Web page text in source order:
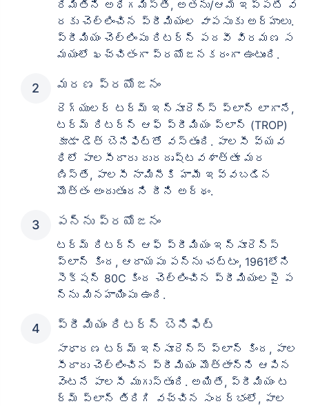
రిమితిని అధిగమిస్తే, అతను/ఆమె ఇప్పటి వ
రకు చెల్లించిన ప్రీమియంల వాపసుకు అర్హులు.
ప్రీమియం చెల్లింపు రిటర్న్ పదవీ విరమణ స
మయంలో ఖచ్చితంగా ప్రయోజనకరంగా ఉంటుంది.
మరణ ప్రయోజనం
రెగ్యులర్ టర్మ్ ఇన్సూరెన్స్ ప్లాన్ లాగానే,
టర్మ్ రిటర్న్ ఆఫ్ ప్రీమియం ప్లాన్ (TROP)
కూడా డెత్ బెనిఫిట్‌తో వస్తుంది. పాలసీ వ్యవ
ధిలో పాలసీదారు దురదృష్టవశాత్తూ మర
ణిస్తే, పాలసీ నామినీకి హామీ ఇవ్వబడిన
మొత్తం అందుతుందని దీని అర్థం.
పన్ను ప్రయోజనం
టర్మ్ రిటర్న్ ఆఫ్ ప్రీమియం ఇన్సూరెన్స్
ప్లాన్ కింద, ఆదాయపు పన్ను చట్టం, 1961లోని
సెక్షన్ 80C కింద చెల్లించిన ప్రీమియంలపై ప
న్ను మినహాయింపు ఉంది.
ప్రీమియం రిటర్న్ బెనిఫిట్
సాధారణ టర్మ్ ఇన్సూరెన్స్ ప్లాన్ కింద, పాల
సీదారు చెల్లించిన ప్రీమియం మొత్తాన్ని ఆపిన
వెంటనే పాలసీ ముగుస్తుంది. అయితే, ప్రీమియం ట
ర్మ్ ప్లాన్ తిరిగి వచ్చిన సందర్భంలో, పాల